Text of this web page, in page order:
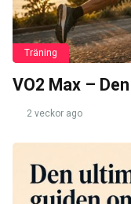
Träning
VO2 Max –
2 veckor ago